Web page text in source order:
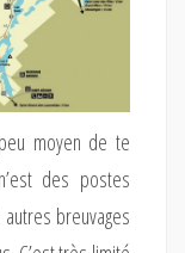
moyen de te
des postes
breuvages